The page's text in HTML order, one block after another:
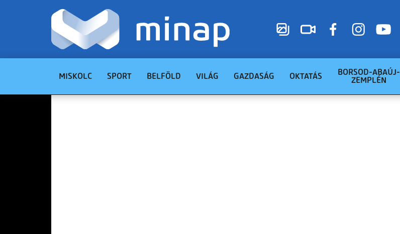
MISKOLC SPORT BELFÖLD VILÁG GAZDASÁG OKTATÁS
BORSOD-ABAÚJ-
ZEMPLÉN